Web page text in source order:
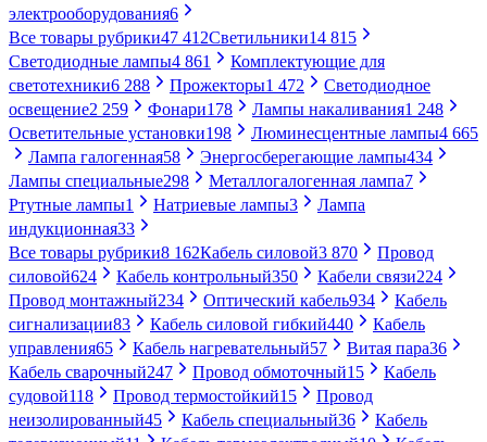
электрооборудования6
Все товары рубрики47 412Светильники14 815
Светодиодные лампы4 861
Комплектующие для
светотехники6 288 Прожекторы1 472
Светодиодное
освещение2 259 Фонари178 Лампы накаливания1 248
Осветительные установки198 Люминесцентные лампы4 665
Лампа галогенная58 Энергосберегающие лампы434
Лампы специальные298 Металлогалогенная лампа7
Ртутные лампы1 Натриевые лампы3
Лампа
индукционная33
Все товары рубрики8 162Кабель силовой3 870
Провод
силовой624 Кабель контрольный350 Кабели связи224
Провод монтажный234 Оптический кабель934
Кабель
сигнализации83 Кабель силовой гибкий440
Кабель
управления65 Кабель нагревательный57 Витая пара36
Кабель сварочный247 Провод обмоточный15
Кабель
судовой118 Провод термостойкий15
Провод
неизолированный45 Кабель специальный36
Кабель